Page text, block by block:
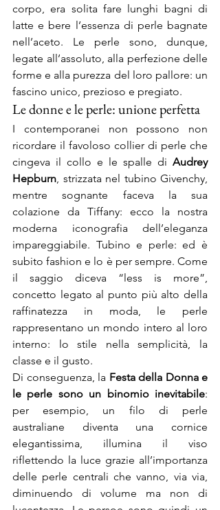
corpo, era solita fare lunghi bagni di
latte e bere l’essenza di perle bagnate
nell’aceto. Le perle sono, dunque,
legate all’assoluto, alla perfezione delle
forme e alla purezza del loro pallore: un
fascino unico, prezioso e pregiato.
Le donne e le perle: unione perfetta
I contemporanei non possono non
ricordare il favoloso collier di perle che
cingeva il collo e le spalle di Audrey
Hepburn, strizzata nel tubino Givenchy,
mentre sognante faceva la sua
colazione da Tiffany: ecco la nostra
moderna iconografia dell’eleganza
impareggiabile. Tubino e perle: ed è
subito fashion e lo è per sempre. Come
il saggio diceva “less is more”,
concetto legato al punto più alto della
raffinatezza in moda, le perle
rappresentano un mondo intero al loro
interno: lo stile nella semplicità, la
classe e il gusto.
Di conseguenza, la Festa della Donna e
le perle sono un binomio inevitabile:
per esempio, un filo di perle
australiane diventa una cornice
elegantissima, illumina il viso
riflettendo la luce grazie all’importanza
delle perle centrali che vanno, via via,
diminuendo di volume ma non di